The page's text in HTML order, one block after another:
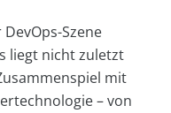
Szene
liegt nicht zuletzt
mit
– von